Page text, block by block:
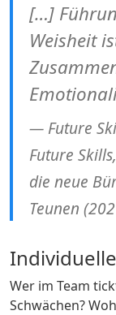
[…]
Weisheit
Future
Future
die neue
Teunen
Wer im Team
Schwächen?